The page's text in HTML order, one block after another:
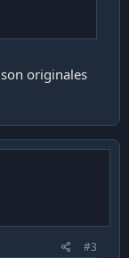
originales
#3